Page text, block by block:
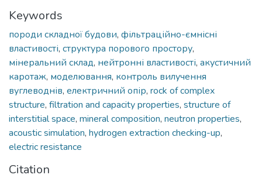
Keywords
породи складної будови, фільтраційно-ємнісні
властивості, структура порового простору,
мінеральний склад, нейтронні властивості, акустичний
каротаж, моделювання, контроль вилучення
вуглеводнів, електричний опір, rock of complex
structure, filtration and capacity properties, structure of
interstitial space, mineral composition, neutron properties,
acoustic simulation, hydrogen extraction checking-up,
electric resistance
Citation